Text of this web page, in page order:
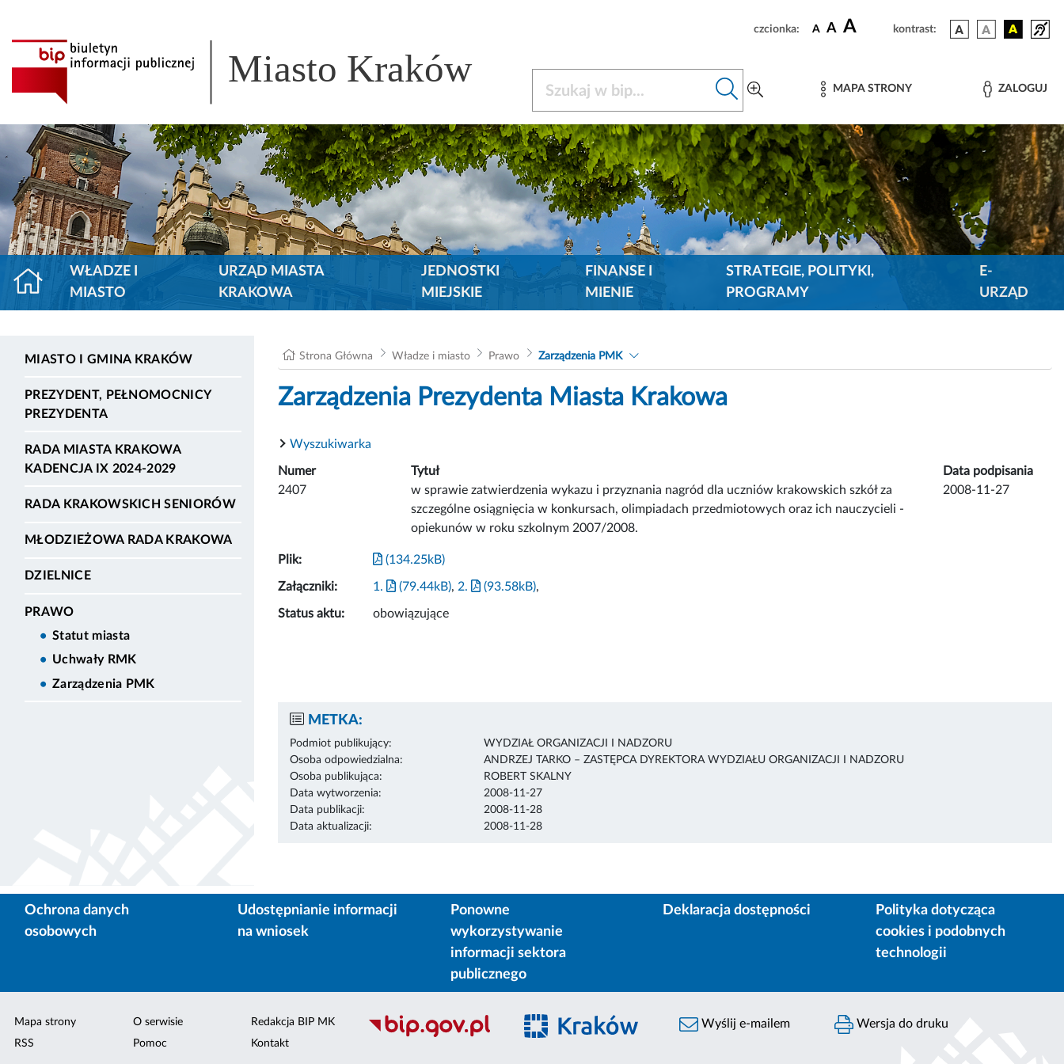
czcionka: A A A kontrast:
Miasto Kraków MAPA STRONY ZALOGUJ
WŁADZE I
MIASTO
URZĄD MIASTA
KRAKOWA
JEDNOSTKI
MIEJSKIE
FINANSE I
MIENIE
STRATEGIE, POLITYKI,
PROGRAMY
E-
URZĄD
MIASTO I GMINA KRAKÓW
PREZYDENT, PEŁNOMOCNICY
PREZYDENTA
RADA MIASTA KRAKOWA
KADENCJA IX 2024-2029
RADA KRAKOWSKICH SENIORÓW
MŁODZIEŻOWA RADA KRAKOWA
DZIELNICE
PRAWO
Statut miasta
Uchwały RMK
Zarządzenia PMK
Strona Główna Władze i miasto Prawo Zarządzenia PMK
Zarządzenia Prezydenta Miasta Krakowa
Wyszukiwarka
Numer Tytuł
Data podpisania
2407
w sprawie zatwierdzenia wykazu i przyznania nagród dla uczniów krakowskich szkół za
szczególne osiągnięcia w konkursach, olimpiadach przedmiotowych oraz ich nauczycieli -
opiekunów w roku szkolnym 2007/2008.
2008-11-27
Plik: (134.25kB)
Załączniki: 1. (79.44kB), 2. (93.58kB),
Status aktu: obowiązujące
METKA:
Podmiot publikujący:
WYDZIAŁ ORGANIZACJI I NADZORU
Osoba odpowiedzialna:
ANDRZEJ TARKO – ZASTĘPCA DYREKTORA WYDZIAŁU ORGANIZACJI I NADZORU
Osoba publikująca:
ROBERT SKALNY
Data wytworzenia:
2008-11-27
Data publikacji:
2008-11-28
Data aktualizacji:
2008-11-28
Ochrona danych
osobowych
Udostępnianie informacji
na wniosek
Ponowne
wykorzystywanie
informacji sektora
publicznego
Deklaracja dostępności
Polityka dotycząca
cookies i podobnych
technologii
Mapa strony
RSS
O serwisie
Pomoc
Redakcja BIP MK
Kontakt
Wyślij e-mailem Wersja do druku